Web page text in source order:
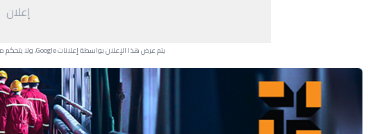
إعلان
يتم عرض هذا الإعلان بواسطة إعلانات Google، ولا يتحكم موقعنا في الإعلانات التي تظهر لكل مستخدم.
Advertisement Section